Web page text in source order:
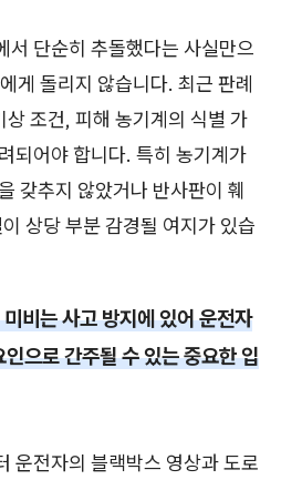
서 단순히 추돌했다는 사실만으
게 돌리지 않습니다. 최근 판례
조건, 피해 농기계의 식별 가
되어야 합니다. 특히 농기계가
갖추지 않았거나 반사판이 훼
상당 부분 감경될 여지가 있습
비는 사고 방지에 있어 운전자
으로 간주될 수 있는 중요한 입
운전자의 블랙박스 영상과 도로